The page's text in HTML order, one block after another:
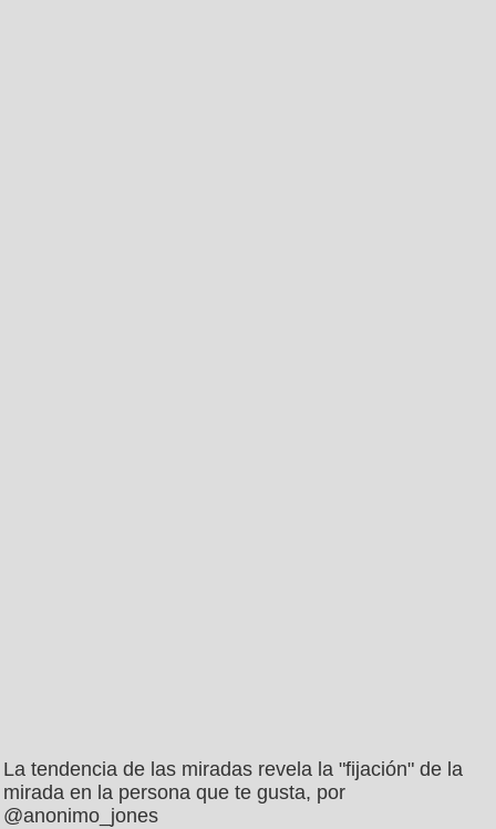
La tendencia de las miradas revela la "fijación" de la
mirada en la persona que te gusta, por
@anonimo_jones